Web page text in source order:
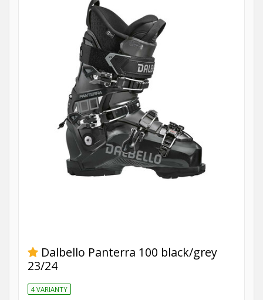
Dalbello Panterra 100 black/grey
23/24
4 VARIANTY